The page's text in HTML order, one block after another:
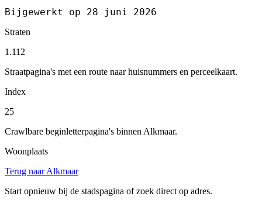
Bijgewerkt op 28 juni 2026
Straten
1.112
Straatpagina's met een route naar huisnummers en perceelkaart.
Index
25
Crawlbare beginletterpagina's binnen Alkmaar.
Woonplaats
Terug naar Alkmaar
Start opnieuw bij de stadspagina of zoek direct op adres.